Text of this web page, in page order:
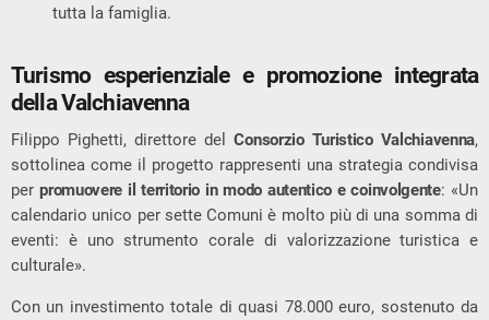
tutta la famiglia.
Turismo esperienziale e promozione integrata
della Valchiavenna
Filippo Pighetti, direttore delConsorzio Turistico Valchiavenna,
sottolinea come il progetto rappresenti una strategia condivisa
perpromuovere il territorio in modo autentico e coinvolgente: «Un
calendario unico per sette Comuni è molto più di una somma di
eventi: è uno strumento corale di valorizzazione turistica e
culturale».
Con un investimento totale di quasi 78.000 euro, sostenuto da